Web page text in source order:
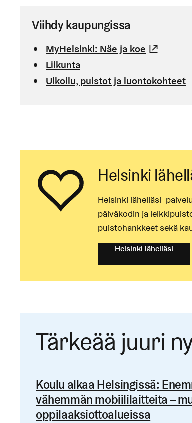
Viihdy kaupungissa
MyHelsinki: Näe ja koe
Liikunta
Ulkoilu, puistot ja luontokohteet
Helsinki
Helsinki lähelläsi -
päiväkodin ja
puistohankkeet sekä
Helsinki lähelläsi
Tärkeää juuri
Koulu alkaa Helsingissä:
vähemmän mobiililaitteita –
oppilaaksiottoalueissa